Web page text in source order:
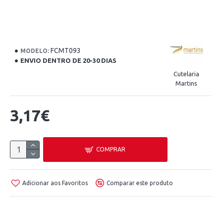
MODELO: FCMT093
ENVIO DENTRO DE 20-30 DIAS
Cutelaria
Martins
3,17€
COMPRAR
Adicionar aos Favoritos Comparar este produto